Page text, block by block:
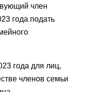
член
года подать
года для лиц,
членов семьи